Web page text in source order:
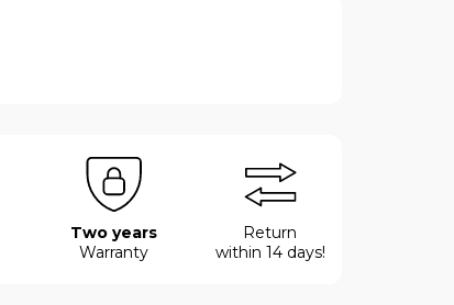
Two years
Warranty
Return
within 14 days!